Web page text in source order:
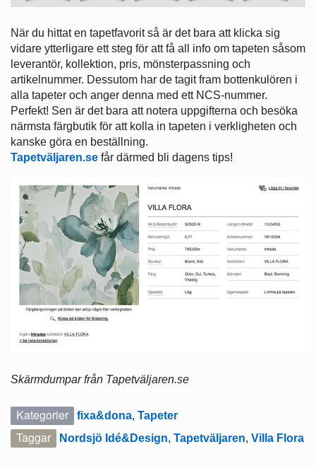
När du hittat en tapetfavorit så är det bara att klicka sig
vidare ytterligare ett steg för att få all info om tapeten såsom
leverantör, kollektion, pris, mönsterpassning och
artikelnummer. Dessutom har de tagit fram bottenkulören i
alla tapeter och anger denna med ett NCS-nummer.
Perfekt! Sen är det bara att notera uppgifterna och besöka
närmsta färgbutik för att kolla in tapeten i verkligheten och
kanske göra en beställning.
Tapetväljaren.se får därmed bli dagens tips!
Skärmdumpar från Tapetväljaren.se
Kategorier fixa&dona, Tapeter
Taggar Nordsjö Idé&Design, Tapetväljaren, Villa Flora